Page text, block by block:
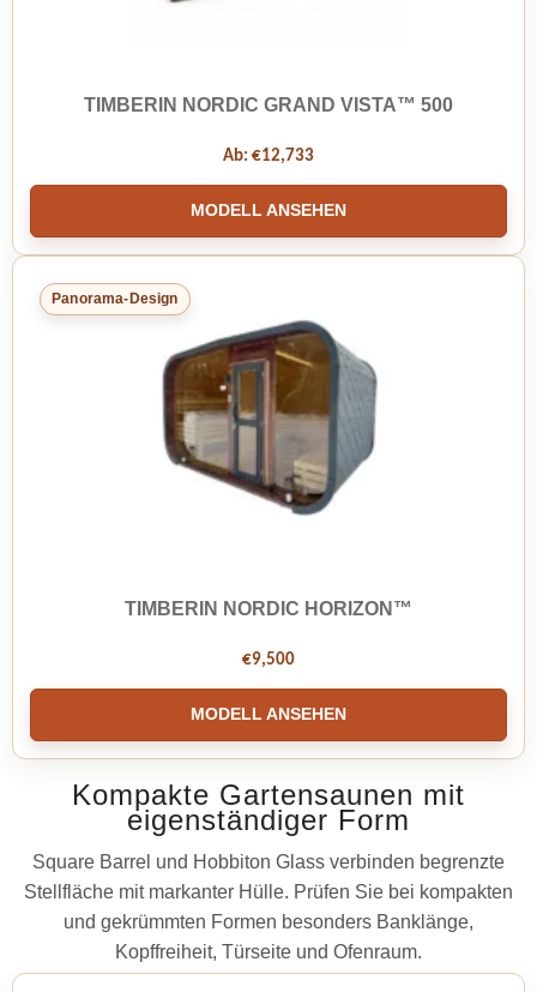
TIMBERIN NORDIC GRAND VISTA™ 500
Ab: €12,733
MODELL ANSEHEN
Panorama-Design
TIMBERIN NORDIC HORIZON™
€9,500
MODELL ANSEHEN
Kompakte Gartensaunen mit
eigenständiger Form
Square Barrel und Hobbiton Glass verbinden begrenzte
Stellfläche mit markanter Hülle. Prüfen Sie bei kompakten
und gekrümmten Formen besonders Banklänge,
Kopffreiheit, Türseite und Ofenraum.